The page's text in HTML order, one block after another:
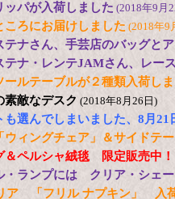
ッパが入荷しました (2018年9月
ころにお届けしました (2018年9
ナさん、手芸店のバッグと
ナ・レンテJAMさん、レー
ールテーブルが２種類入荷し
素敵なデスク (2018年8月26日)
も選んでしまいました、8月21
ウィングチェア」＆サイドテ
＆ペルシャ絨毯 限定販売中！
・ランプには クリア・シェ
ア 「フリル ナプキン」 入